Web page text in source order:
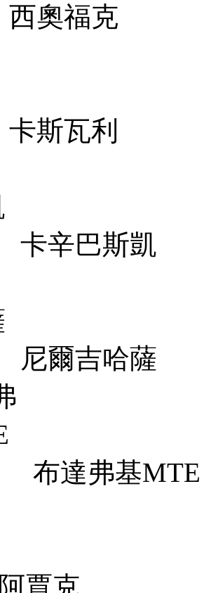
西奧福克
卡斯瓦利
卡辛巴斯凱
尼爾吉哈薩
布達弗基MTE
阿賈克